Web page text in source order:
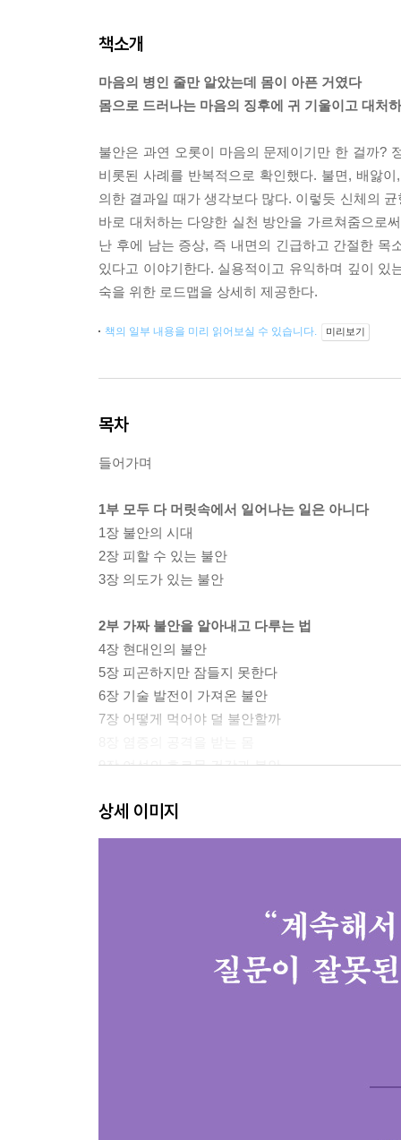
책소개
마음의 병인 줄만 알았는데 몸이 아픈 거였다
몸으로 드러나는 마음의 징후에 귀 기울이고 대처
불안은 과연 오롯이 마음의 문제이기만 한 걸까?
비롯된 사례를 반복적으로 확인했다. 불면, 배앓
의한 결과일 때가 생각보다 많다. 이렇듯 신체의 균
바로 대처하는 다양한 실천 방안을 가르쳐줌으로
난 후에 남는 증상, 즉 내면의 긴급하고 간절한 목
있다고 이야기한다. 실용적이고 유익하며 깊이
숙을 위한 로드맵을 상세히 제공한다.
책의 일부 내용을 미리 읽어보실 수 있습니다. 미리보기
목차
들어가며
1부 모두 다 머릿속에서 일어나는 일은 아니다
1장 불안의 시대
2장 피할 수 있는 불안
3장 의도가 있는 불안
2부 가짜 불안을 알아내고 다루는 법
4장 현대인의 불안
5장 피곤하지만 잠들지 못한다
6장 기술 발전이 가져온 불안
7장 어떻게 먹어야 덜 불안할까
9장 여성의 호르몬 건강과 불안
11장 스트레스를 해소하고 이완하기
15장 붙잡기, 흘려보내기
상세 이미지